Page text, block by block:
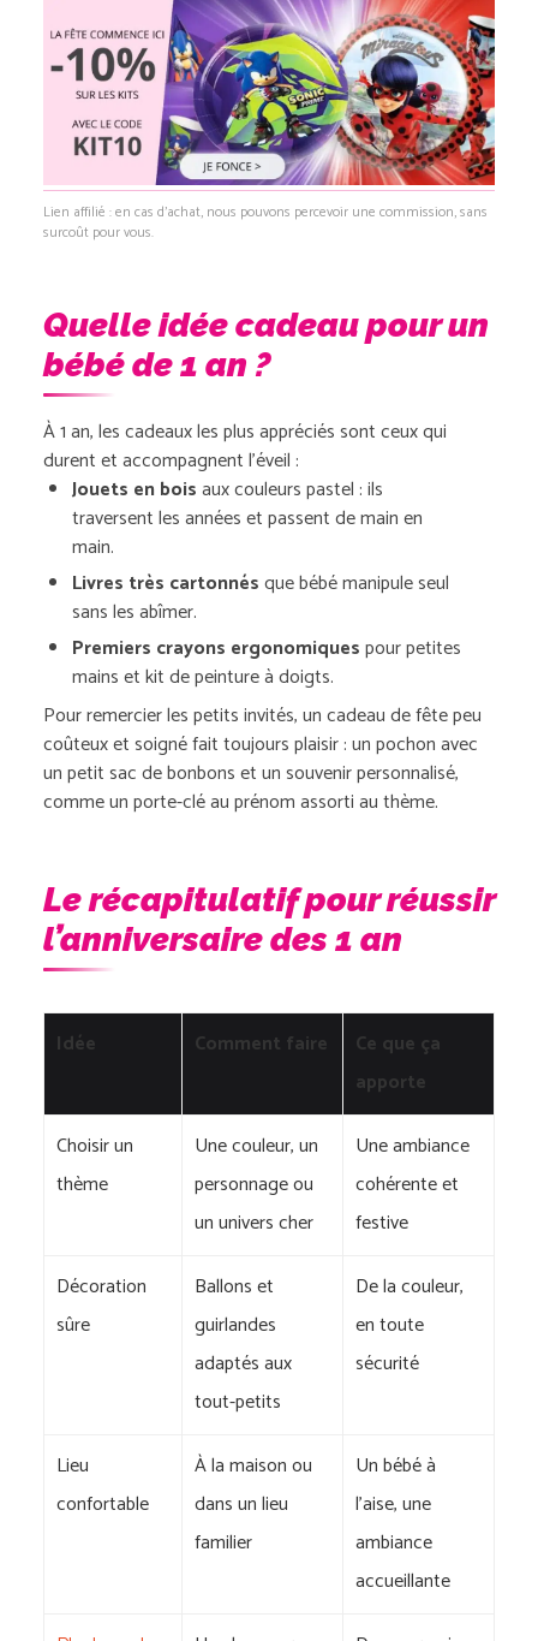
Lien affilié : en cas d’achat, nous pouvons percevoir une commission, sans
surcoût pour vous.
Quelle idée cadeau pour un
bébé de 1 an ?
À 1 an, les cadeaux les plus appréciés sont ceux qui
durent et accompagnent l’éveil :
Jouets en boisaux couleurs pastel : ils
traversent les années et passent de main en
main.
Livres très cartonnésque bébé manipule seul
sans les abîmer.
Premiers crayons ergonomiquespour petites
mains et kit de peinture à doigts.
Pour remercier les petits invités, un cadeau de fête peu
coûteux et soigné fait toujours plaisir : un pochon avec
un petit sac de bonbons et un souvenir personnalisé,
comme un porte-clé au prénom assorti au thème.
Le récapitulatif pour réussir
l’anniversaire des 1 an
Idée Comment faire
Ce que ça
apporte
Choisir un
thème
Une couleur, un
personnage ou
un univers cher
Une ambiance
cohérente et
festive
Décoration
sûre
Ballons et
guirlandes
adaptés aux
tout-petits
De la couleur,
en toute
sécurité
Lieu
confortable
À la maison ou
dans un lieu
familier
Un bébé à
l’aise, une
ambiance
accueillante